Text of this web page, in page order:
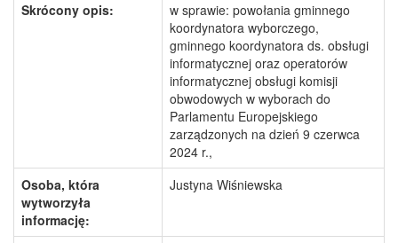
Skrócony opis:
w sprawie: powołania gminnego
koordynatora wyborczego,
gminnego koordynatora ds. obsługi
informatycznej oraz operatorów
informatycznej obsługi komisji
obwodowych w wyborach do
Parlamentu Europejskiego
zarządzonych na dzień 9 czerwca
2024 r.,
Osoba, która
wytworzyła
informację:
Justyna Wiśniewska